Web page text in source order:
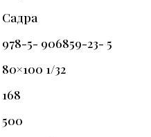
Садра
978-5- 906859-23- 5
80×100 1/32
168
500